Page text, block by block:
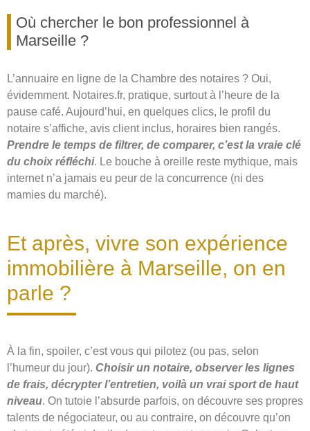
Où chercher le bon professionnel à
Marseille ?
L’annuaire en ligne de la Chambre des notaires ? Oui,
évidemment. Notaires.fr, pratique, surtout à l’heure de la
pause café. Aujourd’hui, en quelques clics, le profil du
notaire s’affiche, avis client inclus, horaires bien rangés.
Prendre le temps de filtrer, de comparer, c’est la vraie clé
du choix réfléchi. Le bouche à oreille reste mythique, mais
internet n’a jamais eu peur de la concurrence (ni des
mamies du marché).
Et après, vivre son expérience
immobilière à Marseille, on en
parle ?
À la fin, spoiler, c’est vous qui pilotez (ou pas, selon
l’humeur du jour). Choisir un notaire, observer les lignes
de frais, décrypter l’entretien, voilà un vrai sport de haut
niveau. On tutoie l’absurde parfois, on découvre ses propres
talents de négociateur, ou au contraire, on découvre qu’on